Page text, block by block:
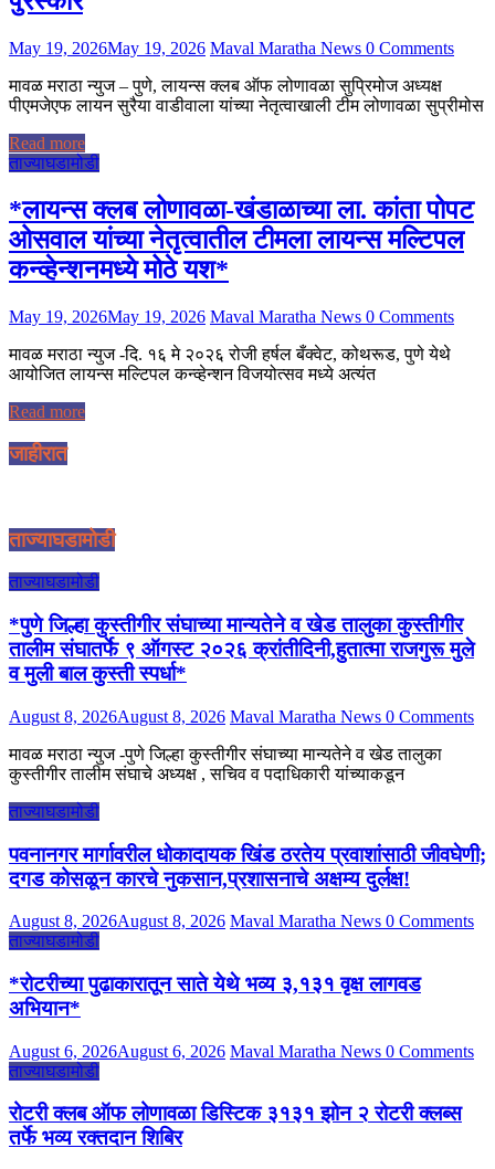
May 19, 2026May 19, 2026 Maval Maratha News 0 Comments
मावळ मराठा न्युज – पुणे, लायन्स क्लब ऑफ लोणावळा सुप्रिमोज अध्यक्ष
पीएमजेएफ लायन सुरैया वाडीवाला यांच्या नेतृत्वाखाली टीम लोणावळा सुप्रीमोस
Read more
ताज्याघडामोडी
*लायन्स क्लब लोणावळा-खंडाळाच्या ला. कांता पोपट
ओसवाल यांच्या नेतृत्वातील टीमला लायन्स मल्टिपल
कन्व्हेन्शनमध्ये मोठे यश*
May 19, 2026May 19, 2026 Maval Maratha News 0 Comments
मावळ मराठा न्युज -दि. १६ मे २०२६ रोजी हर्षल बँक्वेट, कोथरूड, पुणे येथे
आयोजित लायन्स मल्टिपल कन्व्हेन्शन विजयोत्सव मध्ये अत्यंत
Read more
जाहीरात
ताज्याघडामोडी
ताज्याघडामोडी
*पुणे जिल्हा कुस्तीगीर संघाच्या मान्यतेने व खेड तालुका कुस्तीगीर
तालीम संघातर्फे ९ ऑगस्ट २०२६ क्रांतीदिनी,हुतात्मा राजगुरू मुले
व मुली बाल कुस्ती स्पर्धा*
August 8, 2026August 8, 2026 Maval Maratha News 0 Comments
मावळ मराठा न्युज -पुणे जिल्हा कुस्तीगीर संघाच्या मान्यतेने व खेड तालुका
कुस्तीगीर तालीम संघाचे अध्यक्ष , सचिव व पदाधिकारी यांच्याकडून
ताज्याघडामोडी
पवनानगर मार्गावरील धोकादायक खिंड ठरतेय प्रवाशांसाठी जीवघेणी;
दगड कोसळून कारचे नुकसान,प्रशासनाचे अक्षम्य दुर्लक्ष!
August 8, 2026August 8, 2026 Maval Maratha News 0 Comments
ताज्याघडामोडी
*रोटरीच्या पुढाकारातून साते येथे भव्य ३,१३१ वृक्ष लागवड
अभियान*
August 6, 2026August 6, 2026 Maval Maratha News 0 Comments
ताज्याघडामोडी
रोटरी क्लब ऑफ लोणावळा डिस्टिक ३१३१ झोन २ रोटरी क्लब्स
तर्फे भव्य रक्तदान शिबिर